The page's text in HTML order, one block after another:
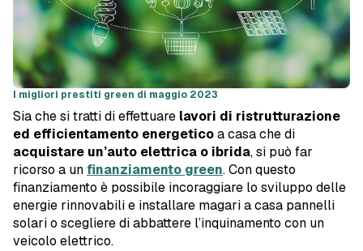
I migliori prestiti green di maggio 2023
Sia che si tratti di effettuare lavori di ristrutturazione
ed efficientamento energeticoa casa che di
acquistare un’auto elettrica o ibrida, si può far
ricorso a un finanziamento green. Con questo
finanziamento è possibile incoraggiare lo sviluppo delle
energie rinnovabili e installare magari a casa pannelli
solari o scegliere di abbattere l’inquinamento con un
veicolo elettrico.